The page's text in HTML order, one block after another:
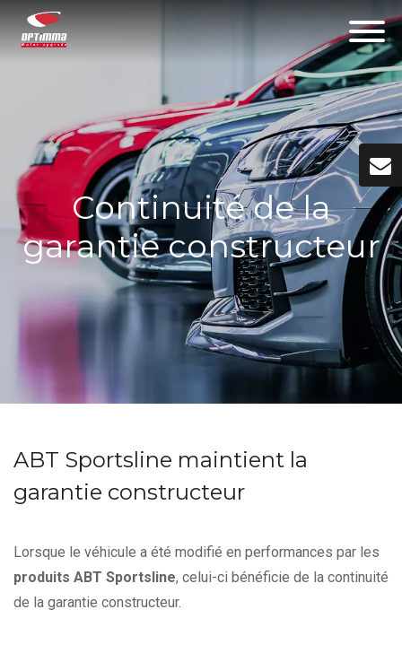
Continuité de la
garantie constructeur
ABT Sportsline maintient la
garantie constructeur
Lorsque le véhicule a été modifié en performances par les
produits ABT Sportsline, celui-ci bénéficie de la continuité
de la garantie constructeur.